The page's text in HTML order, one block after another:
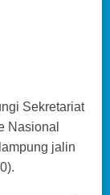
Sekretariat
Nasional
jalin